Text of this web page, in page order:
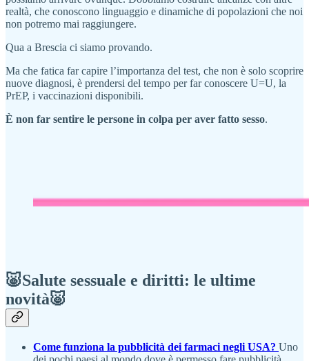
realtà, che conoscono linguaggio e dinamiche di popolazioni che noi
non potremo mai raggiungere.
Qua a Brescia ci siamo provando.
Ma che fatica far capire l’importanza del test, che non è solo scoprire
nuove diagnosi, è prendersi del tempo per far conoscere U=U, la
PrEP, i vaccinazioni disponibili.
È non far sentire le persone in colpa per aver fatto sesso.
🐷Salute sessuale e diritti: le ultime
novità🐷
Come funziona la pubblicità dei farmaci negli USA? Uno